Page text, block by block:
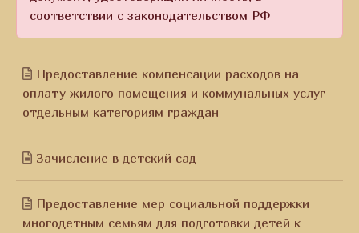
соответствии с законодательством РФ
Предоставление компенсации расходов на
оплату жилого помещения и коммунальных услуг
отдельным категориям граждан
Зачисление в детский сад
Предоставление мер социальной поддержки
многодетным семьям для подготовки детей к